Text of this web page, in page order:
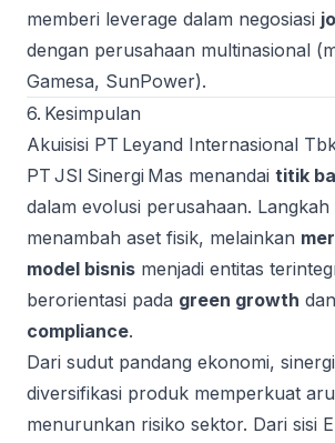
memberi leverage dalam negosiasi
dengan perusahaan multinasional
Gamesa, SunPower).
6. Kesimpulan
Akuisisi PT Leyand Internasional
PT JSI Sinergi Mas menandai titik
dalam evolusi perusahaan.
menambah aset fisik, melainkan
model bisnis menjadi entitas
berorientasi pada green growth dan
compliance.
Dari sudut pandang ekonomi,
diversifikasi produk memperkuat
menurunkan risiko sektor. Dari sisi